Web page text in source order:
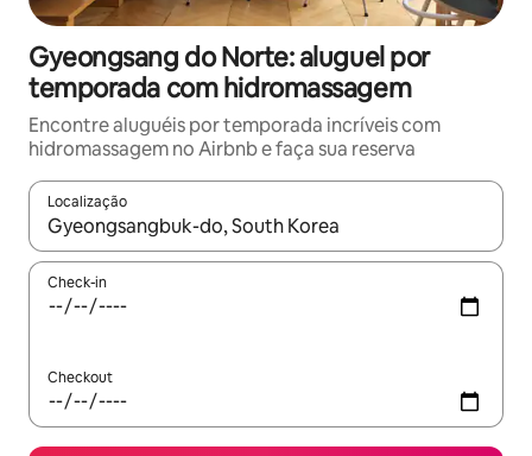
Gyeongsang do Norte: aluguel por
temporada com hidromassagem
Encontre aluguéis por temporada incríveis com
hidromassagem no Airbnb e faça sua reserva
Localização
Quando os resultados estiverem disponíveis, explore-os
Check-in
Checkout